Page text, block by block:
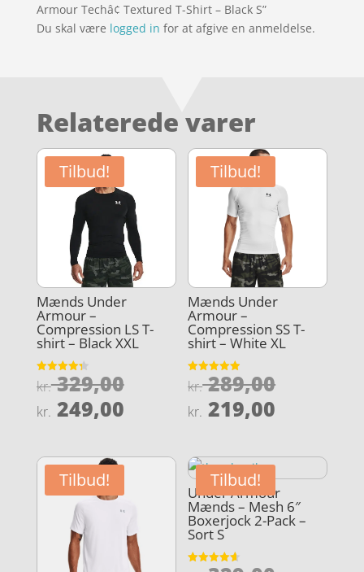
Armour Techâ¢ Textured T-Shirt – Black S”
Du skal være logged in for at afgive en anmeldelse.
Relaterede varer
Tilbud!
Mænds Under
Armour –
Compression LS T-
shirt – Black XXL
Vurderet
4.3
kr.329,00Den
oprindelige
kr. 329,00.
kr. 249,00Den
pris
er:
kr. 249,00.
Tilbud!
Mænds Under
Armour –
Compression SS T-
shirt – White XL
Vurderet
4.9
kr.289,00Den
kr.
kr. 219,00
pris
er:
kr.
Tilbud! Tilbud!
Under Armour
Mænds – Mesh 6″
Boxerjock 2-Pack –
Sort S